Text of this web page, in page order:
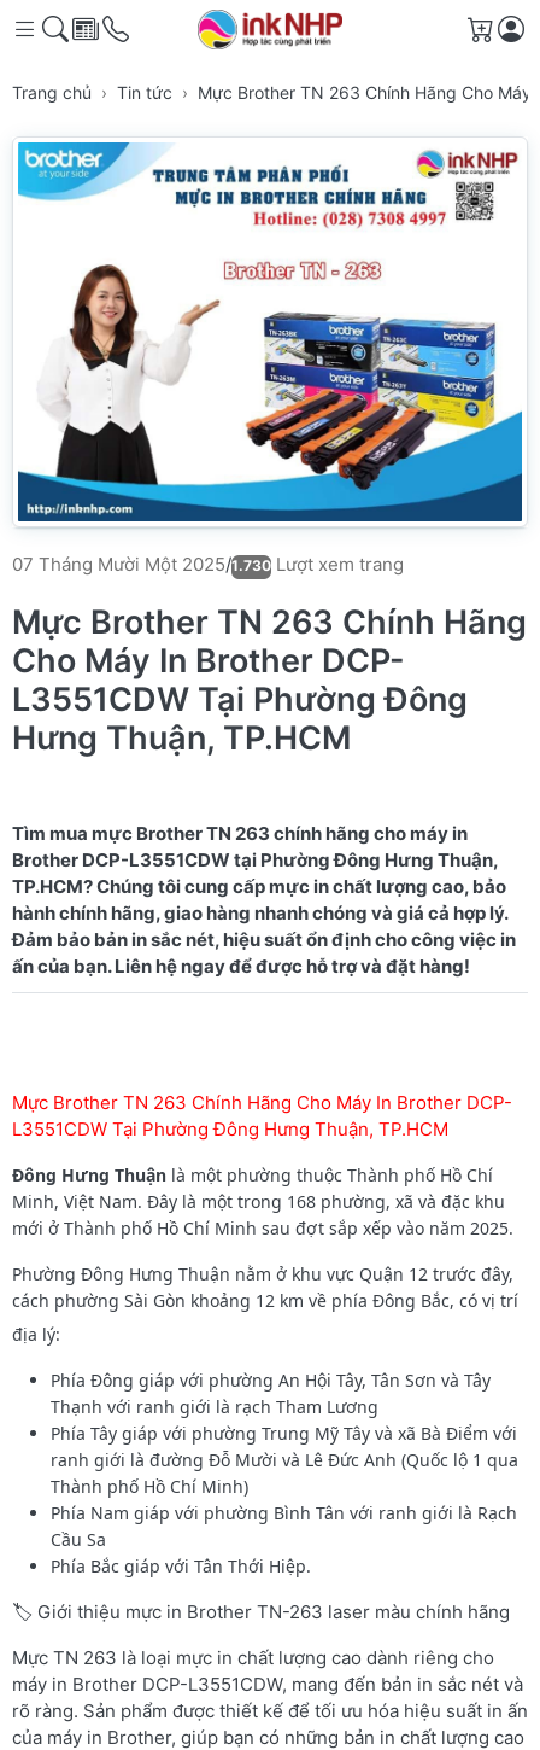
Giỏ
Trang chủ Tin tức Mực Brother TN 263 Chính Hãng Cho
07 Tháng Mười Một 2025/1.730 Lượt xem trang
Mực Brother TN 263 Chính Hãng
Cho Máy In Brother DCP-
L3551CDW Tại Phường Đông
Hưng Thuận, TP.HCM
Tìm mua mực Brother TN 263 chính hãng cho máy in
Brother DCP-L3551CDW tại Phường Đông Hưng Thuận,
TP.HCM? Chúng tôi cung cấp mực in chất lượng cao, bảo
hành chính hãng, giao hàng nhanh chóng và giá cả hợp lý.
Đảm bảo bản in sắc nét, hiệu suất ổn định cho công việc in
Mực Brother TN 263 Chính Hãng Cho Máy In Brother DCP-
L3551CDW Tại Phường Đông Hưng Thuận, TP.HCM
Đông Hưng Thuận là một phường thuộc Thành phố Hồ Chí
Minh, Việt Nam. Đây là một trong 168 phường, xã và đặc khu
mới ở Thành phố Hồ Chí Minh sau đợt sắp xếp vào năm 2025.
Phường Đông Hưng Thuận nằm ở khu vực Quận 12 trước đây,
cách phường Sài Gòn khoảng 12 km về phía Đông Bắc, có vị trí
địa lý:
Phía Đông giáp với phường An Hội Tây, Tân Sơn và Tây
Thạnh với ranh giới là rạch Tham Lương
Phía Tây giáp với phường Trung Mỹ Tây và xã Bà Điểm với
ranh giới là đường Đỗ Mười và Lê Đức Anh (Quốc lộ 1 qua
Thành phố Hồ Chí Minh)
Phía Nam giáp với phường Bình Tân với ranh giới là Rạch
Cầu Sa
Phía Bắc giáp với Tân Thới Hiệp.
🏷️ Giới thiệu mực in Brother TN-263 laser màu chính hãng
Mực TN 263 là loại mực in chất lượng cao dành riêng cho
máy in Brother DCP-L3551CDW, mang đến bản in sắc nét và
rõ ràng. Sản phẩm được thiết kế để tối ưu hóa hiệu suất in ấn
của máy in Brother, giúp bạn có những bản in chất lượng cao